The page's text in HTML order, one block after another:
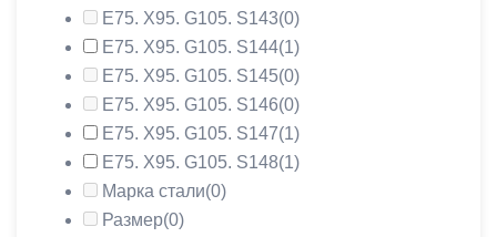
Е75. Х95. G105. S143(0)
Е75. Х95. G105. S144(1)
Е75. Х95. G105. S145(0)
Е75. Х95. G105. S146(0)
Е75. Х95. G105. S147(1)
Е75. Х95. G105. S148(1)
Марка стали(0)
Размер(0)